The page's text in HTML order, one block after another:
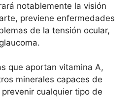
notablemente la visión
previene enfermedades
de la tensión ocular,
que aportan vitamina A,
minerales capaces de
cualquier tipo de